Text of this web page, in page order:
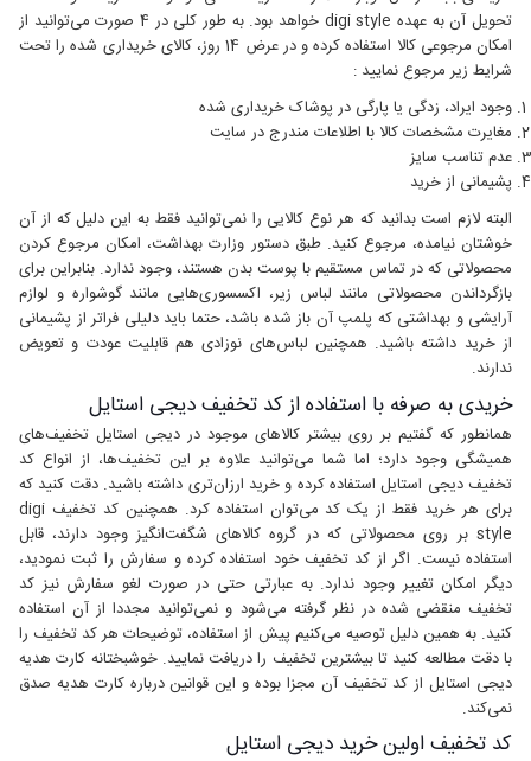
تحویل آن به عهده digi style خواهد بود. به طور کلی در 4 صورت می‌توانید از
امکان مرجوعی کالا استفاده کرده و در عرض 14 روز، کالای خریداری شده را تحت
شرایط زیر مرجوع نمایید :
وجود ایراد، زدگی یا پارگی در پوشاک خریداری شده
مغایرت مشخصات کالا با اطلاعات مندرج در سایت
عدم تناسب سایز
پشیمانی از خرید
البته لازم است بدانید که هر نوع کالایی را نمی‌توانید فقط به این دلیل که از آن
خوشتان نیامده، مرجوع کنید. طبق دستور وزارت بهداشت، امکان مرجوع کردن
محصولاتی که در تماس مستقیم با پوست بدن هستند، وجود ندارد. بنابراین برای
بازگرداندن محصولاتی مانند لباس زیر، اکسسوری‌هایی مانند گوشواره و لوازم
آرایشی و بهداشتی که پلمپ آن باز شده باشد، حتما باید دلیلی فراتر از پشیمانی
از خرید داشته باشید. همچنین لباس‌های نوزادی هم قابلیت عودت و تعویض
ندارند.
خریدی به صرفه با استفاده از کد تخفیف دیجی استایل
همانطور که گفتیم بر روی بیشتر کالاهای موجود در دیجی استایل تخفیف‌های
همیشگی وجود دارد؛ اما شما می‌توانید علاوه بر این تخفیف‌ها، از انواع کد
تخفیف دیجی استایل استفاده کرده و خرید ارزان‌تری داشته باشید. دقت کنید که
برای هر خرید فقط از یک کد می‌توان استفاده کرد. همچنین کد تخفیف digi
style بر روی محصولاتی که در گروه کالاهای شگفت‌انگیز وجود دارند، قابل
استفاده نیست. اگر از کد تخفیف خود استفاده کرده و سفارش را ثبت نمودید،
دیگر امکان تغییر وجود ندارد. به عبارتی حتی در صورت لغو سفارش نیز کد
تخفیف منقضی شده در نظر گرفته می‌شود و نمی‌توانید مجددا از آن استفاده
کنید. به همین دلیل توصیه می‌کنیم پیش از استفاده، توضیحات هر کد تخفیف را
با دقت مطالعه کنید تا بیشترین تخفیف را دریافت نمایید. خوشبختانه کارت هدیه
دیجی استایل از کد تخفیف آن مجزا بوده و این قوانین درباره کارت هدیه صدق
نمی‌کند.
کد تخفیف اولین خرید دیجی استایل